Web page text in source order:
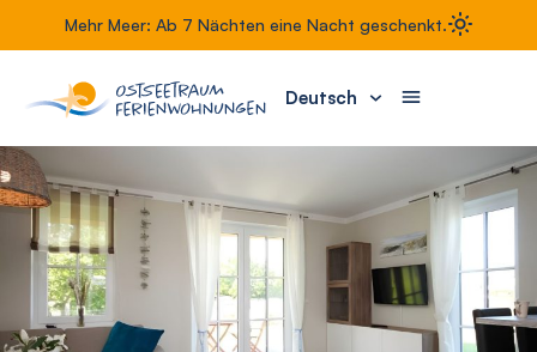
Mehr Meer: Ab 7 Nächten eine Nacht geschenkt.
Deutsch